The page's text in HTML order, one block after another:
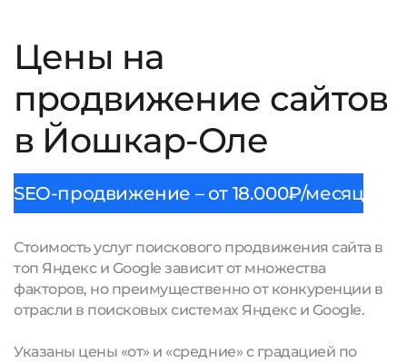
Цены на
продвижение сайтов
в Йошкар-Оле
SEO-продвижение – от 18.000₽/месяц
Стоимость услуг поискового продвижения сайта в
топ Яндекс и Google зависит от множества
факторов, но преимущественно от конкуренции в
отрасли в поисковых системах Яндекс и Google.
Указаны цены «от» и «средние» с градацией по